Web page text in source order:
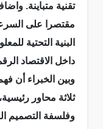
تقنية متباينة.
مقتصرا على
البنية التحتية
داخل الاقتصاد
وبين الخبراء أن
ثلاثة محاور
وفلسفة التصميم